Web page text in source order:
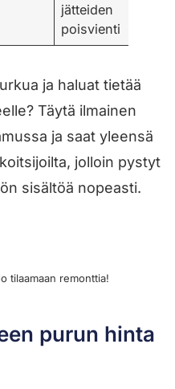
jätteiden
poisvienti
ja haluat tietää
Täytä ilmainen
ja saat yleensä
jolloin pystyt
sisältöä nopeasti.
tilaamaan remonttia!
purun hinta